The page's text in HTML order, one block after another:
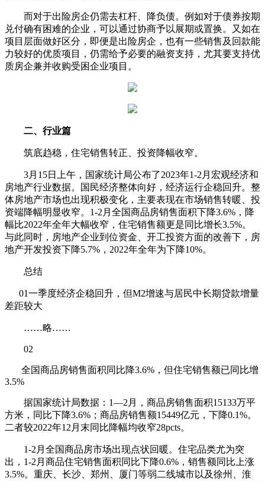
而对于出险房企仍需去杠杆、降负债。例如对于债券按期
兑付确有困难的企业，可以通过协商予以展期或置换。又如在
项目层面做好区分，即便是出险房企，也有一些销售及回款能
力较好的优质项目，仍需给予必要的融资支持，尤其要支持优
质房企兼并收购受困企业项目。
二、行业篇
筑底趋稳，住宅销售转正、投资降幅收窄。
3月15日上午，国家统计局公布了2023年1-2月宏观经济和
房地产行业数据。国民经济整体向好，经济运行企稳回升。整
体房地产市场也出现积极变化，主要表现在市场销售转暖、投
资端降幅明显收窄。1-2月全国商品房销售面积下降3.6%，降
幅比2022年全年大幅收窄，住宅销售额更是同比增长3.5%。
与此同时，房地产企业到位资金、开工投资方面的改善下，房
地产开发投资下降5.7%，2022年全年为下降10%。
总结
01一季度经济企稳回升，但M2增速与居民中长期贷款增量
差距较大
……略……
02
全国商品房销售面积同比降3.6%，但住宅销售额已同比增
3.5%
据国家统计局数据：1—2月，商品房销售面积15133万平
方米，同比下降3.6%；商品房销售额15449亿元，下降0.1%。
二者较2022年12月末同比降幅均收窄28pcts。
1-2月全国商品房市场出现点状回暖。住宅品类尤为突
出，1-2月商品住宅销售面积同比下降0.6%，销售额同比上涨
3.5%。重庆、长沙、郑州、厦门等弱二线城市以及徐州、淮